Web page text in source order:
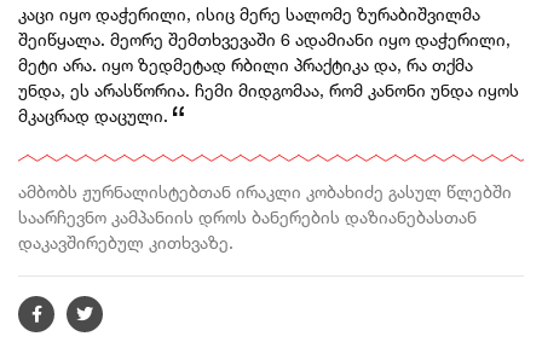
კაცი იყო დაჭერილი, ისიც მერე სალომე ზურაბიშვილმა
შეიწყალა. მეორე შემთხვევაში 6 ადამიანი იყო დაჭერილი,
მეტი არა. იყო ზედმეტად რბილი პრაქტიკა და, რა თქმა
უნდა, ეს არასწორია. ჩემი მიდგომაა, რომ კანონი უნდა იყოს
მკაცრად დაცული.
ამბობს ჟურნალისტებთან ირაკლი კობახიძე გასულ წლებში
საარჩევნო კამპანიის დროს ბანერების დაზიანებასთან
დაკავშირებულ კითხვაზე.